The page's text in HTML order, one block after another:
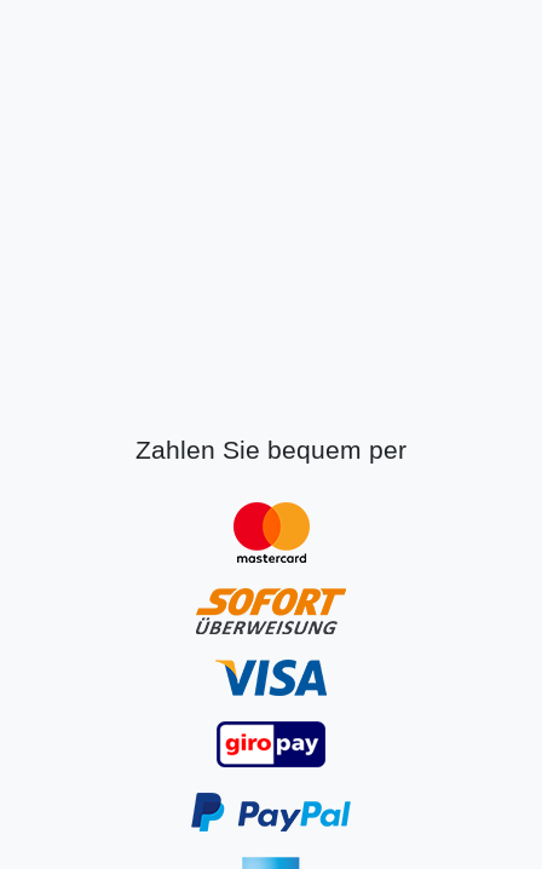
Zahlen Sie bequem per